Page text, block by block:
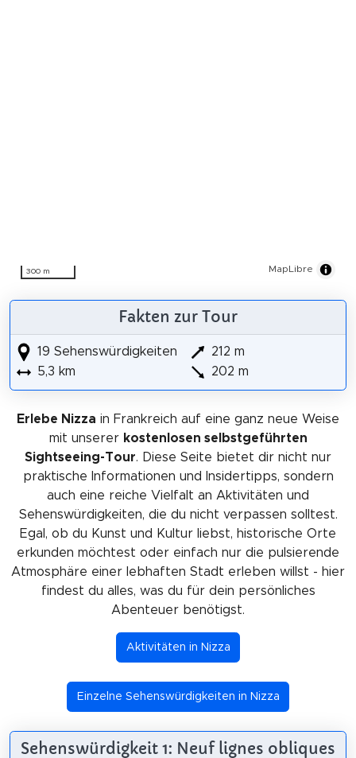
300 m MapLibre
Fakten zur Tour
19 Sehenswürdigkeiten
5,3 km
212 m
202 m
Erlebe Nizza in Frankreich auf eine ganz neue Weise
mit unserer kostenlosen selbstgeführten
Sightseeing-Tour. Diese Seite bietet dir nicht nur
praktische Informationen und Insidertipps, sondern
auch eine reiche Vielfalt an Aktivitäten und
Sehenswürdigkeiten, die du nicht verpassen solltest.
Egal, ob du Kunst und Kultur liebst, historische Orte
erkunden möchtest oder einfach nur die pulsierende
Atmosphäre einer lebhaften Stadt erleben willst - hier
findest du alles, was du für dein persönliches
Abenteuer benötigst.
Aktivitäten in Nizza
Einzelne Sehenswürdigkeiten in Nizza
Sehenswürdigkeit 1: Neuf lignes obliques